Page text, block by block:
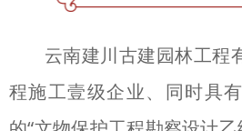
云南建川古建园林工程
程施工壹级企业、同时具